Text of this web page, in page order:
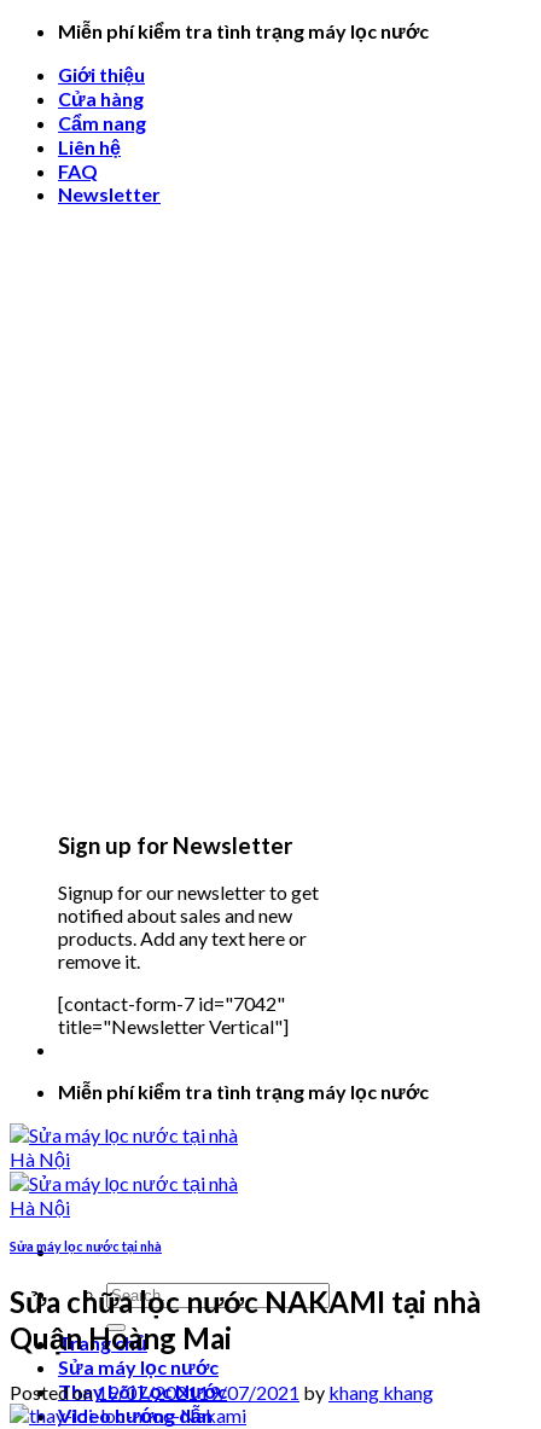
Skip
content
Miễn phí kiểm tra tình trạng máy lọc nước
Giới thiệu
Cửa hàng
Cẩm nang
Liên hệ
FAQ
Newsletter
Sign up for Newsletter
Signup for our newsletter to get
notified about sales and new
products. Add any text here or
remove it.
[contact-form-7 id="7042"
title="Newsletter Vertical"]
Miễn phí kiểm tra tình trạng máy lọc nước
Search
for:
Trang chủ
Sửa máy lọc nước
Thay Lõi Lọc Nước
Video hướng dẫn
Sửa máy lọc nước tại nhà
Sửa chữa lọc nước NAKAMI tại nhà
Quận Hoàng Mai
Posted on19/07/202119/07/2021 by khang khang